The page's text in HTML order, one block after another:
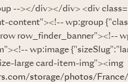
--></div></div> <div
content"><!-- wp:group
row_finder_banner"><!--
wp:image
large card-item-img"><img
storage/photos/